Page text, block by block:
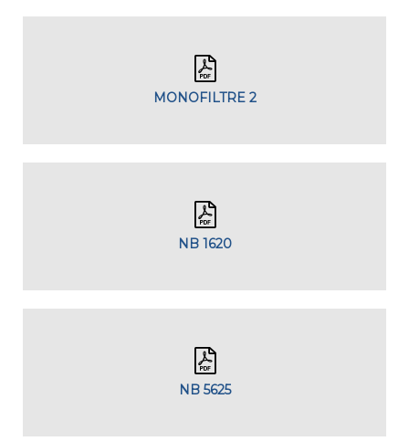
MONOFILTRE 2
NB 1620
NB 5625